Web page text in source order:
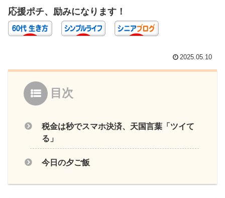
応援ポチ、励みになります！
2025.05.10
目次
税金は秒でスマホ決済、天国言葉「ツイて
る」
今日の夕ご飯